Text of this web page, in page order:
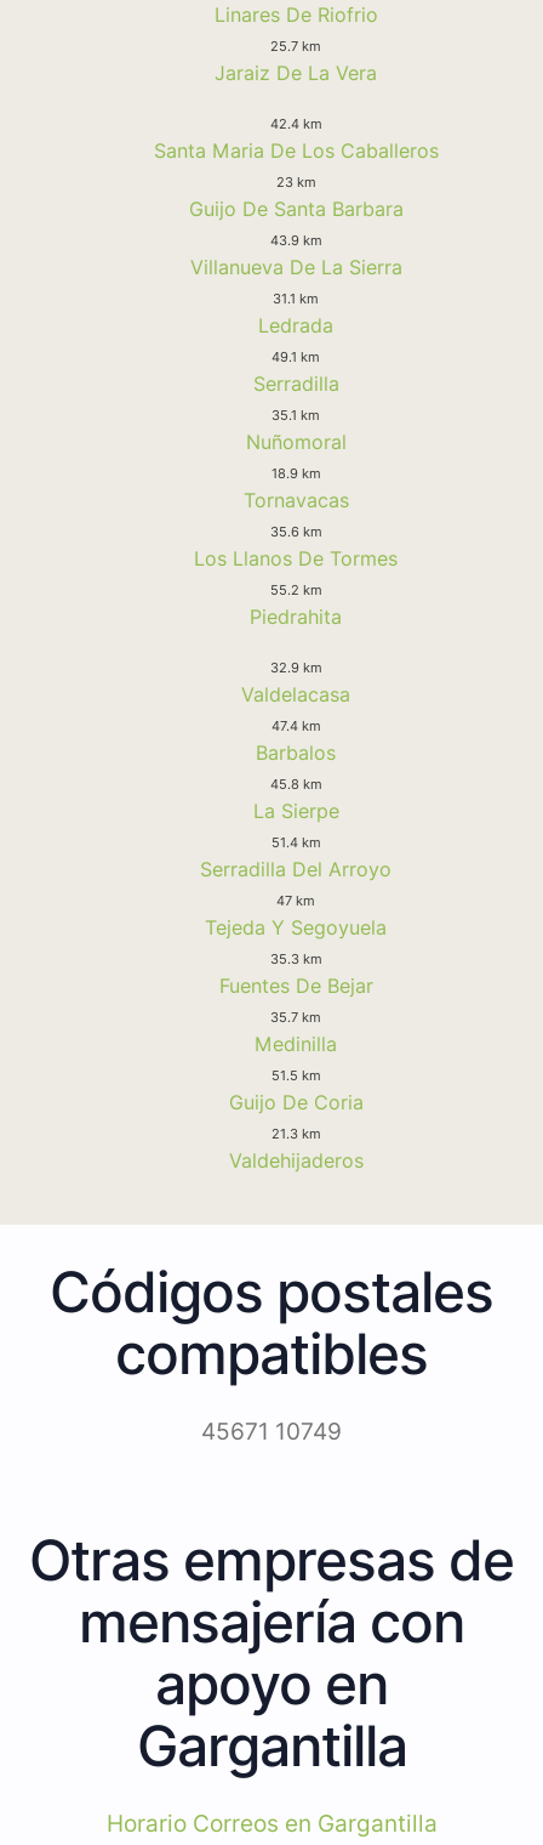
Linares De Riofrio
25.7 km
Jaraiz De La Vera
42.4 km
Santa Maria De Los Caballeros
23 km
Guijo De Santa Barbara
43.9 km
Villanueva De La Sierra
31.1 km
Ledrada
49.1 km
Serradilla
35.1 km
Nuñomoral
18.9 km
Tornavacas
35.6 km
Los Llanos De Tormes
55.2 km
Piedrahita
32.9 km
Valdelacasa
47.4 km
Barbalos
45.8 km
La Sierpe
51.4 km
Serradilla Del Arroyo
47 km
Tejeda Y Segoyuela
35.3 km
Fuentes De Bejar
35.7 km
Medinilla
51.5 km
Guijo De Coria
21.3 km
Valdehijaderos
Códigos postales
compatibles
45671 10749
Otras empresas de
mensajería con
apoyo en
Gargantilla
Horario Correos en Gargantilla